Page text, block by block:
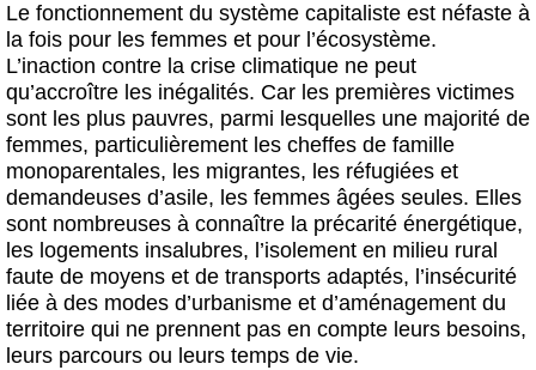
Le fonctionnement du système capitaliste est néfaste à
la fois pour les femmes et pour l’écosystème.
L’inaction contre la crise climatique ne peut
qu’accroître les inégalités. Car les premières victimes
sont les plus pauvres, parmi lesquelles une majorité de
femmes, particulièrement les cheffes de famille
monoparentales, les migrantes, les réfugiées et
demandeuses d’asile, les femmes âgées seules. Elles
sont nombreuses à connaître la précarité énergétique,
les logements insalubres, l’isolement en milieu rural
faute de moyens et de transports adaptés, l’insécurité
liée à des modes d’urbanisme et d’aménagement du
territoire qui ne prennent pas en compte leurs besoins,
leurs parcours ou leurs temps de vie.